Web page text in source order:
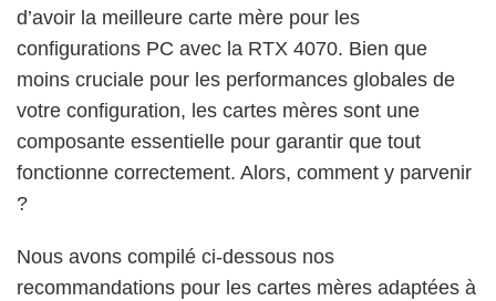
d’avoir la meilleure carte mère pour les
configurations PC avec la RTX 4070. Bien que
moins cruciale pour les performances globales de
votre configuration, les cartes mères sont une
composante essentielle pour garantir que tout
fonctionne correctement. Alors, comment y parvenir
?
Nous avons compilé ci-dessous nos
recommandations pour les cartes mères adaptées à